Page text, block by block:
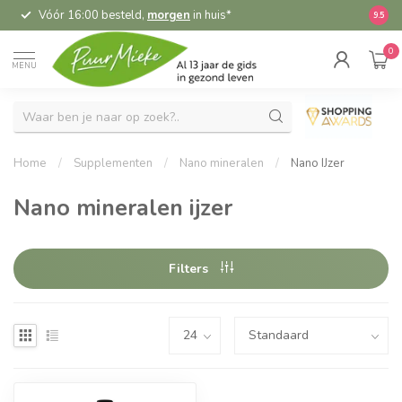
Vóór 16:00 besteld, morgen in huis* 9.5
MENU
0
Home / Supplementen / Nano mineralen / Nano IJzer
Nano mineralen ijzer
Filters